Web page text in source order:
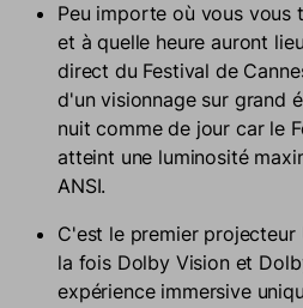
Peu importe où vous vous
et à quelle heure auront
direct du Festival de
d'un visionnage sur grand
nuit comme de jour car le
atteint une luminosité
ANSI.
C'est le premier projecteur
la fois Dolby Vision et
expérience immersive